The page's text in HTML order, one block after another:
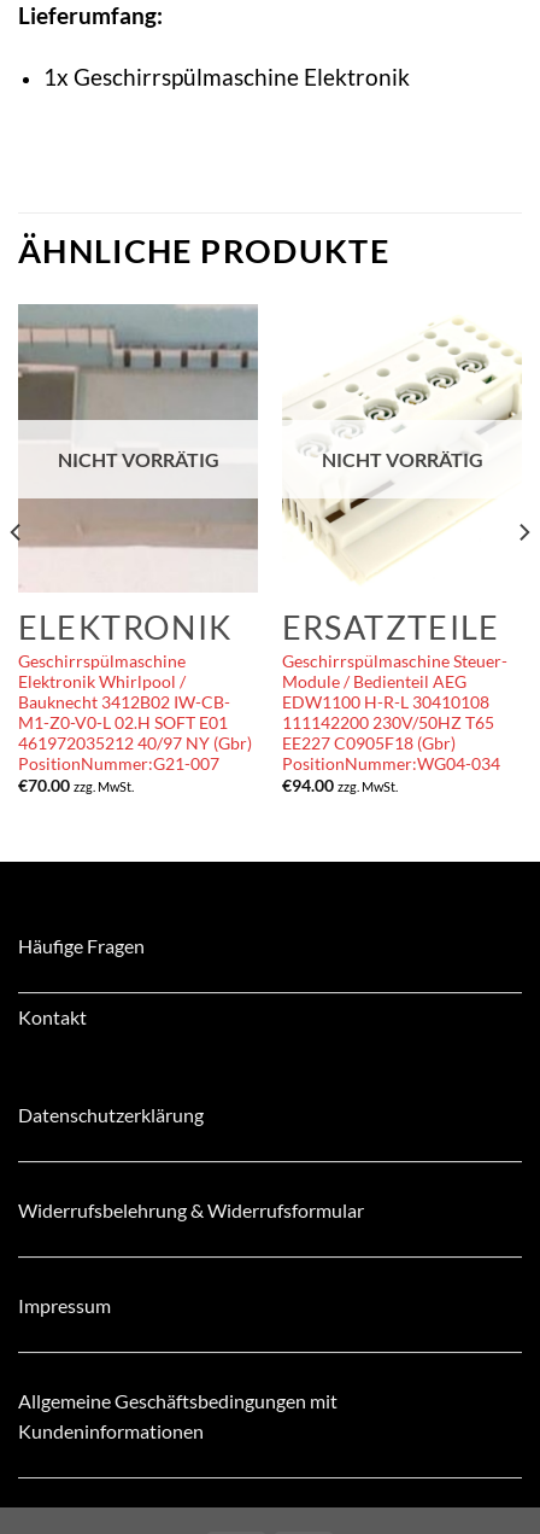
Lieferumfang:
1x Geschirrspülmaschine Elektronik
ÄHNLICHE PRODUKTE
NICHT VORRÄTIG
ELEKTRONIK
Geschirrspülmaschine
Elektronik Whirlpool /
Bauknecht 3412B02 IW-CB-
M1-Z0-V0-L 02.H SOFT E01
461972035212 40/97 NY (Gbr)
PositionNummer:G21-007
€70.00 zzg. MwSt.
NICHT VORRÄTIG
ERSATZTEILE
Geschirrspülmaschine Steuer-
Module / Bedienteil AEG
EDW1100 H-R-L 30410108
111142200 230V/50HZ T65
EE227 C0905F18 (Gbr)
PositionNummer:WG04-034
€94.00 zzg. MwSt.
Häufige Fragen
Kontakt
Datenschutzerklärung
Widerrufsbelehrung & Widerrufsformular
Impressum
Allgemeine Geschäftsbedingungen mit
Kundeninformationen